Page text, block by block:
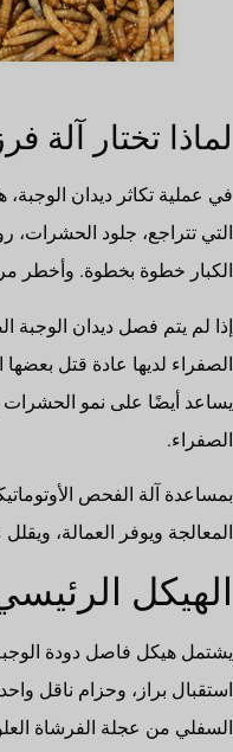
لماذا تختار
في عملية تكاثر ديدان
التي تتراجع، جلود الحشرات،
الكبار خطوة بخطوة. وأخطر
إذا لم يتم فصل ديدان الوجبة
الصفراء لديها عادة قتل
يساعد أيضًا على نمو الحشرات
الصفراء.
بمساعدة آلة الفحص
المعالجة ويوفر العمالة،
الهيكل
يشتمل هيكل فاصل دودة
استقبال براز، وحزام ناقل
السفلي من عجلة الفرشاة